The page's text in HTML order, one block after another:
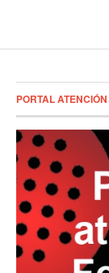
PORTAL